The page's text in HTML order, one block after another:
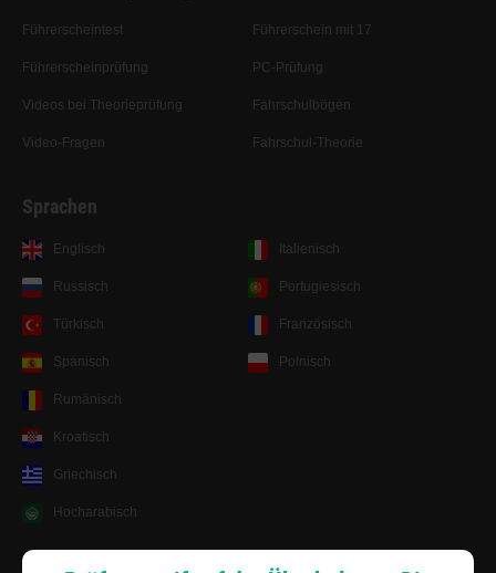
Führerscheintest
Führerscheinprüfung
Videos bei Theorieprüfung
Video-Fragen
Führerschein mit 17
PC-Prüfung
Fahrschulbögen
Fahrschul-Theorie
Sprachen
Englisch
Russisch
Türkisch
Spanisch
Italienisch
Portugiesisch
Französisch
Polnisch
Rumänisch
Kroatisch
Griechisch
Hocharabisch